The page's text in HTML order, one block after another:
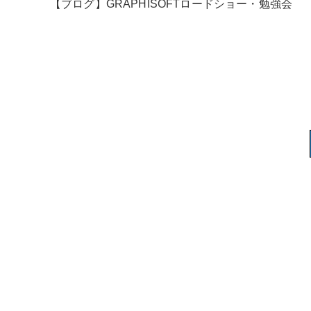
【ブログ】GRAPHISOFTロードショー・勉強会